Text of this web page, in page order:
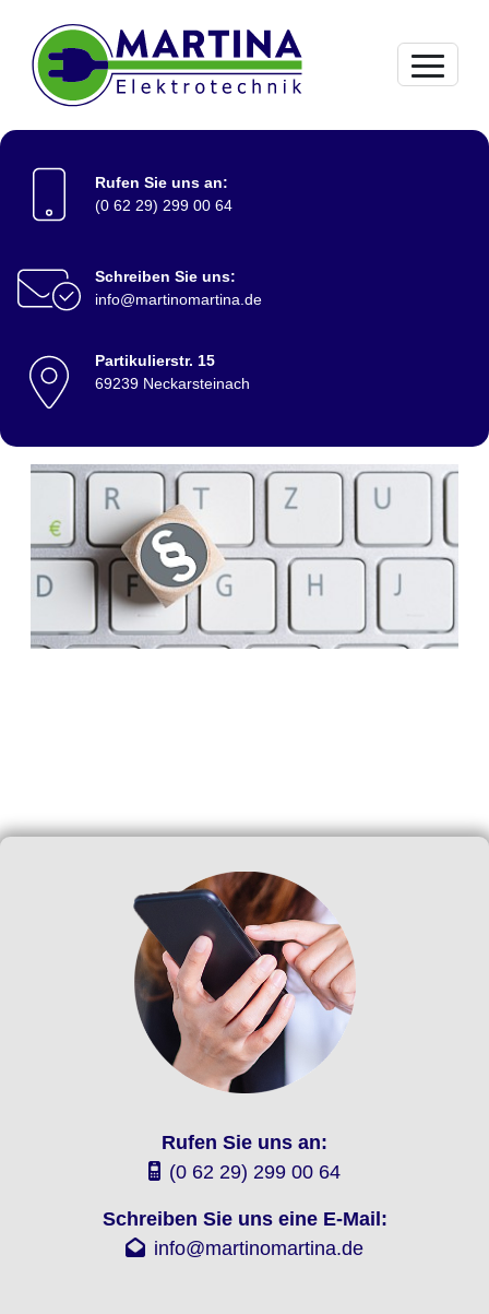
KONTAKTINFORMATIONEN
Rufen Sie uns an:
(0 62 29) 299 00 64
Schreiben Sie uns:
info@martinomartina.de
Partikulierstr. 15
69239 Neckarsteinach
Rufen Sie uns an:
(0 62 29) 299 00 64
Schreiben Sie uns eine E-Mail:
info@martinomartina.de